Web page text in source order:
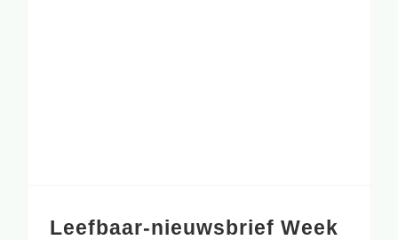
Leefbaar-nieuwsbrief Week